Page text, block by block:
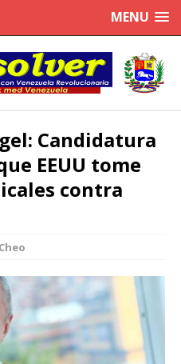
MENU
Candidatura
EEUU tome
contra
Cheo